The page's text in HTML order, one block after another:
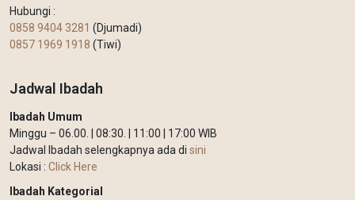
Hubungi :
0858 9404 3281 (Djumadi)
0857 1969 1918 (Tiwi)
Jadwal Ibadah
Ibadah Umum
Minggu – 06.00. | 08:30. | 11:00 | 17:00 WIB
Jadwal Ibadah selengkapnya ada di sini
Lokasi : Click Here
Ibadah Kategorial